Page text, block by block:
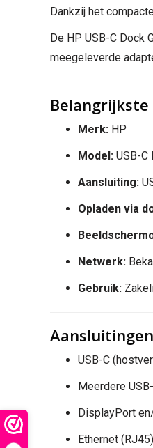
Dankzij het
De HP USB-C Dock
meegeleverde
Merk: HP
Model: USB-C
Aansluiting:
Opladen via
Netwerk:
Gebruik:
USB-C
Meerdere
DisplayPort
Ethernet (RJ45)